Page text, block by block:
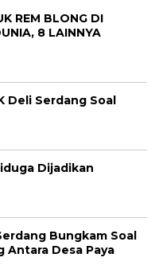
REM BLONG DI
8 LAINNYA
Deli Serdang Soal
Dijadikan
Bungkam Soal
Antara Desa Paya